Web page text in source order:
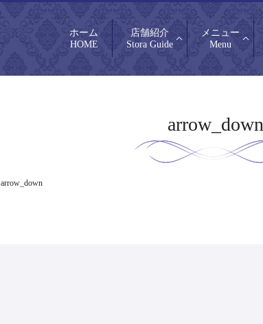
ホーム
HOME
店舗紹介
Stora Guide
メニュー
Menu
arrow_down
arrow_down